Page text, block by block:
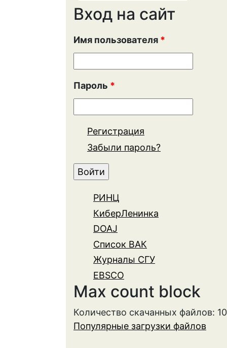
Вход на сайт
Имя пользователя *
Пароль *
Регистрация
Забыли пароль?
РИНЦ
КиберЛенинка
DOAJ
Список ВАК
Журналы СГУ
EBSCO
Max count block
Количество скачанных файлов:
Популярные загрузки файлов